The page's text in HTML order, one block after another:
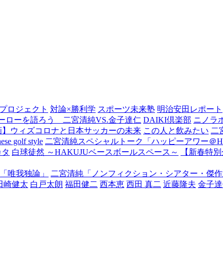
ロジェクト 対論×勝利学 スポーツ未来塾 明治安田レポート
ローを語ろう 二宮清純VS.金子達仁 DAIKI倶楽部 ニノラ
】ウィズコロナと日本サッカーの未来 この人と飲みたい 二
golf style 二宮清純スペシャルトーク「ハッピーアワー＠
白球徒然 ～HAKUJUベースボールスペース～ 【新春特
唯我独論」 二宮清純「ノンフィクション・シアター・傑作
崎健太 白戸太朗 福田健二 西本恵 西田 真二 近藤隆夫 金子